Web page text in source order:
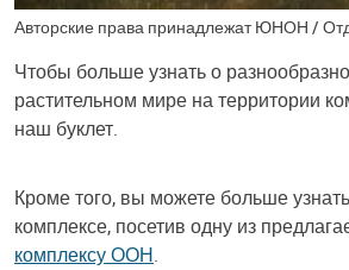
Авторские права принадлежат ЮНОН /
Чтобы больше узнать о
растительном мире на территории
наш буклет.
Кроме того, вы можете больше
комплексе, посетив одну из
комплексу ООН.